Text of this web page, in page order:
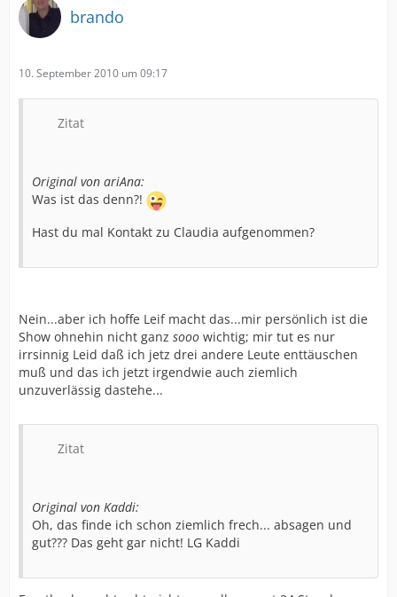
brando
10. September 2010 um 09:17
Zitat
Original von ariAna:
Was ist das denn?!
Hast du mal Kontakt zu Claudia aufgenommen?
Nein...aber ich hoffe Leif macht das...mir persönlich ist die
Show ohnehin nicht ganz sooo wichtig; mir tut es nur
irrsinnig Leid daß ich jetz drei andere Leute enttäuschen
muß und das ich jetzt irgendwie auch ziemlich
unzuverlässig dastehe...
Zitat
Original von Kaddi:
Oh, das finde ich schon ziemlich frech... absagen und
gut??? Das geht gar nicht! LG Kaddi